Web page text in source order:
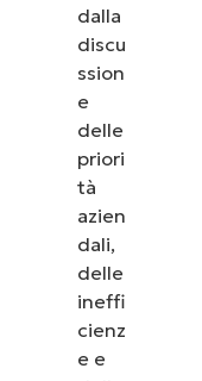
dalla
discu
ssion
e
delle
priori
tà
azien
dali,
delle
ineffi
cienz
e e